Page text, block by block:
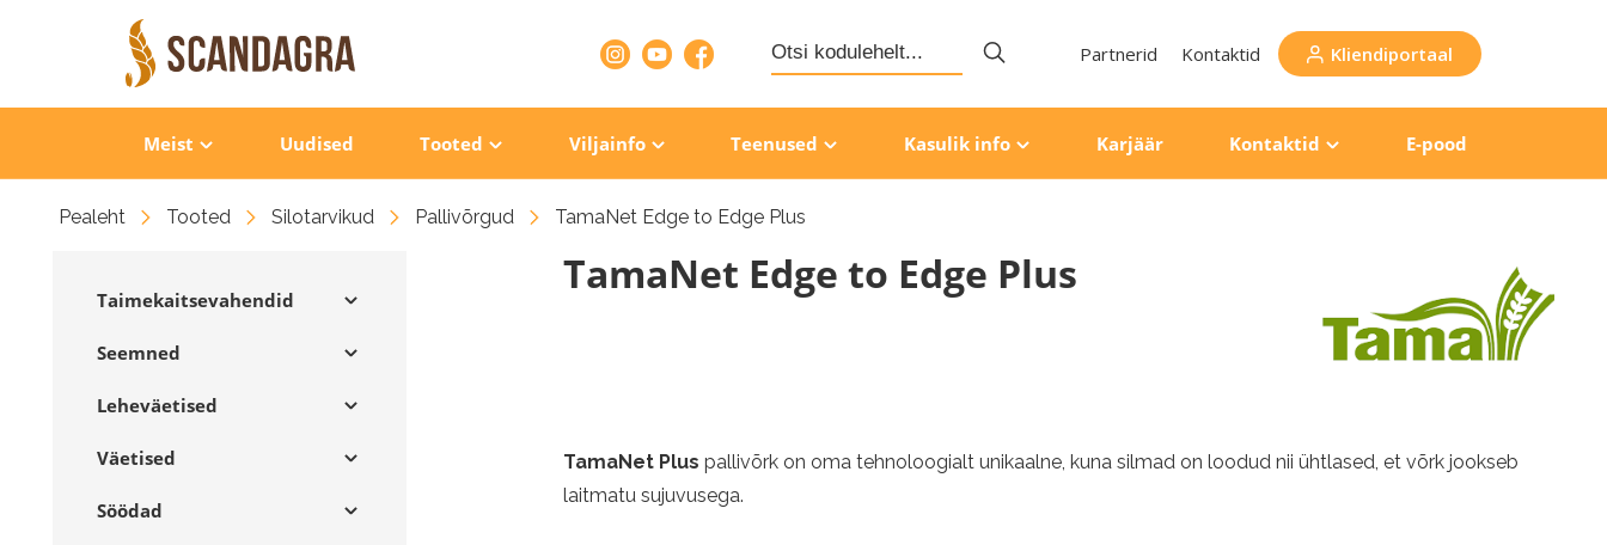
Search
for: Partnerid Kontaktid Kliendiportaal
Meist Uudised Tooted Viljainfo Teenused Kasulik info Karjäär Kontaktid E-pood
Pealeht Tooted Silotarvikud Pallivõrgud TamaNet Edge to Edge Plus
Taimekaitsevahendid
Seemned
Leheväetised
Väetised
Söödad
TamaNet Edge to Edge Plus
TamaNet Plus pallivõrk on oma tehnoloogialt unikaalne, kuna silmad on loodud nii ühtlased, et võrk jookseb
laitmatu sujuvusega.